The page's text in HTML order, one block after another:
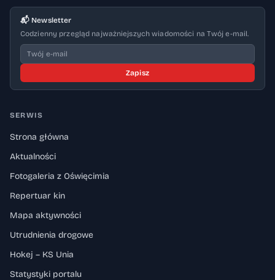
📬 Newsletter
Codzienny przegląd najważniejszych wiadomości na Twój e-mail.
Zapisz
SERWIS
Strona główna
Aktualności
Fotogaleria z Oświęcimia
Repertuar kin
Mapa aktywności
Utrudnienia drogowe
Hokej – KS Unia
Statystyki portalu